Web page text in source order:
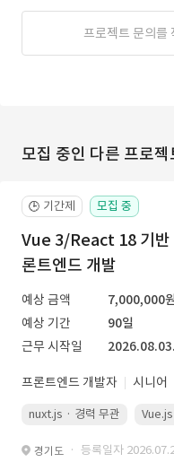
프로젝트 문의를
모집 중인 다른 프로젝
🕒 기간제 모집 중
Vue 3/React 18 기반
론트엔드 개발
예상 금액
7,000,000
예상 기간
90일
근무 시작일
2026.08.03.
프론트엔드 개발자 시니어
nuxt.js · 경력 무관
경기도 · 등록일자